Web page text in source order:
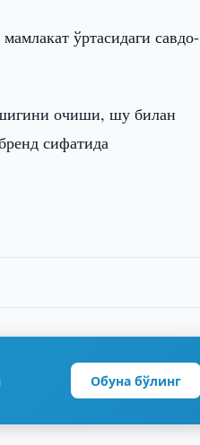
ўртасидаги савдо-
очиши, шу билан
сифатида
Обуна бўлинг